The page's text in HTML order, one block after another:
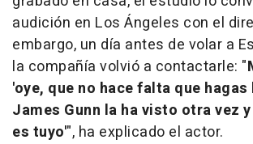
audición en Los Ángeles con el
embargo, un día antes de volar a
la compañía volvió a contactarle: "
'oye, que no hace falta que hagas
James Gunn la ha visto otra vez
es tuyo'", ha explicado el actor.